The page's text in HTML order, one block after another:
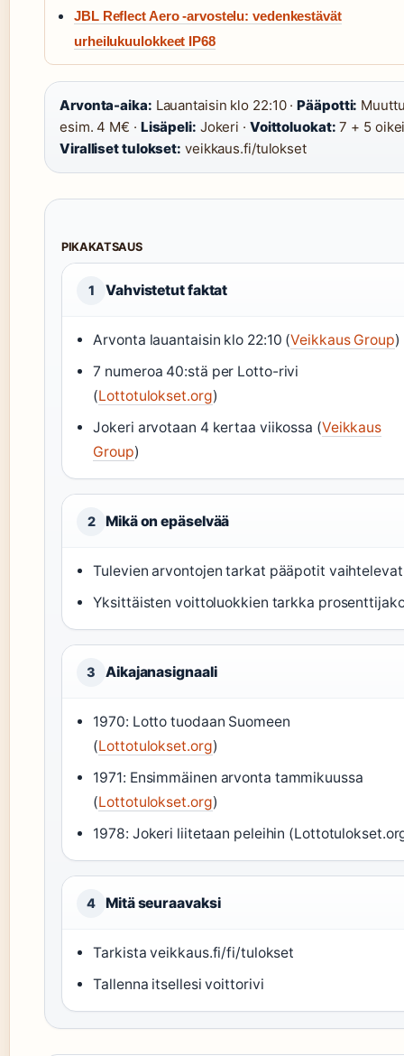
JBL Reflect Aero -arvostelu: vedenkestävät
urheilukuulokkeet IP68
Arvonta-aika: Lauantaisin klo 22:10 ·Pääpotti:
esim. 4 M€ · Lisäpeli: Jokeri · Voittoluokat: 7 + 5
Viralliset tulokset: veikkaus.fi/tulokset
PIKAKATSAUS
1 Vahvistetut faktat
Arvonta lauantaisin klo 22:10 (Veikkaus Group)
7 numeroa 40:stä per Lotto-rivi
(Lottotulokset.org)
Jokeri arvotaan 4 kertaa viikossa (Veikkaus
Group)
2 Mikä on epäselvää
Tulevien arvontojen tarkat pääpotit vaihtelevat
Yksittäisten voittoluokkien tarkka
3 Aikajanasignaali
1970: Lotto tuodaan Suomeen
(Lottotulokset.org)
1971: Ensimmäinen arvonta tammikuussa
(Lottotulokset.org)
1978: Jokeri liitetaan peleihin
4 Mitä seuraavaksi
Tarkista veikkaus.fi/fi/tulokset
Tallenna itsellesi voittorivi